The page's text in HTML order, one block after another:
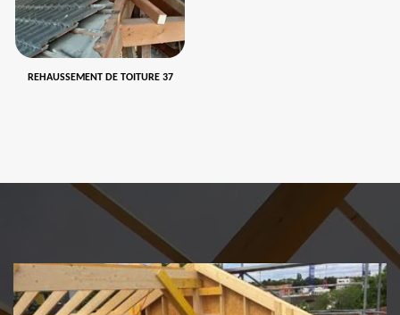
REHAUSSEMENT DE TOITURE 37